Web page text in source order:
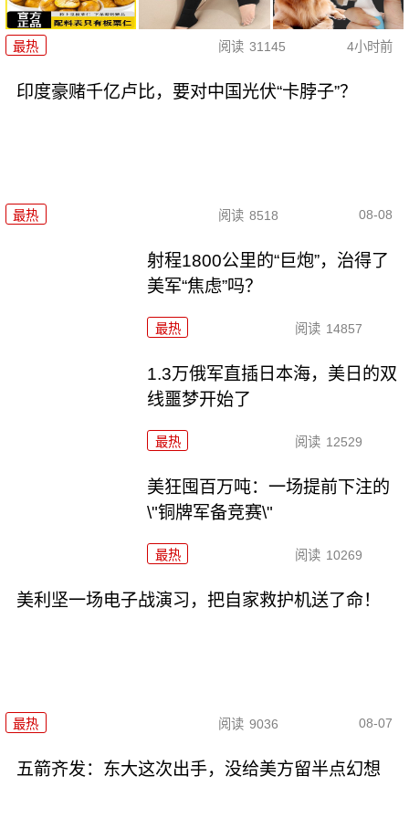
最热 阅读 31145 4小时前
印度豪赌千亿卢比，要对中国光伏“卡脖子”？
最热 阅读 8518 08-08
射程1800公里的“巨炮”，治得了
美军“焦虑”吗？
最热 阅读 14857
1.3万俄军直插日本海，美日的双
线噩梦开始了
最热 阅读 12529
美狂囤百万吨：一场提前下注的
\"铜牌军备竞赛\"
最热 阅读 10269
美利坚一场电子战演习，把自家救护机送了命！
最热 阅读 9036 08-07
五箭齐发：东大这次出手，没给美方留半点幻想